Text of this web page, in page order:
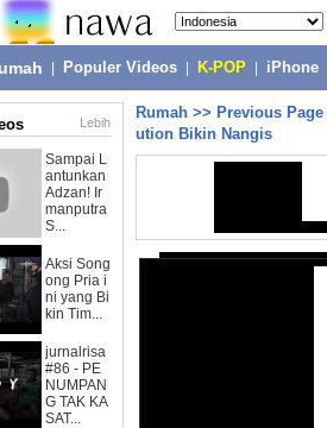
Populer Videos K-POP iPhone
Lebih
Sampai L
antunkan
Adzan! Ir
manputra
S...
Aksi Song
ong Pria i
ni yang Bi
kin Tim...
jurnalrisa
#86 - PE
NUMPAN
G TAK KA
SAT...
Rumah >> Previous Page
ution Bikin Nangis